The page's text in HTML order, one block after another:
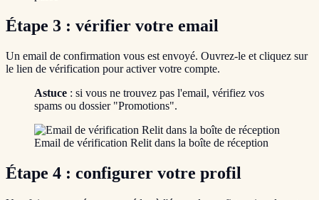
Étape 3 : vérifier votre email
Un email de confirmation vous est envoyé. Ouvrez-le et cliquez sur
le lien de vérification pour activer votre compte.
Astuce : si vous ne trouvez pas l'email, vérifiez vos
spams ou dossier "Promotions".
Email de vérification Relit dans la boîte de réception
Étape 4 : configurer votre profil